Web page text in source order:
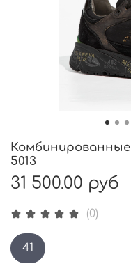
(0)
Комбинированные
5013
31 500.00 руб
41